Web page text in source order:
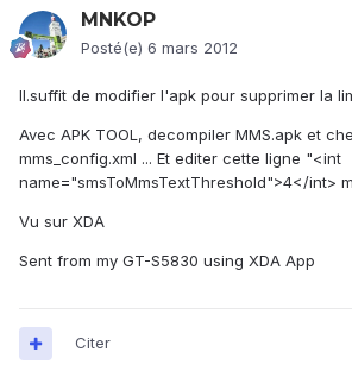
MNKOP
Posté(e) 6 mars 2012
Il.suffit de modifier l'apk pour supprimer la
Avec APK TOOL, decompiler MMS.apk et
mms_config.xml ... Et editer cette ligne "<int
name="smsToMmsTextThreshold">4</int>
Vu sur XDA
Sent from my GT-S5830 using XDA App
Citer